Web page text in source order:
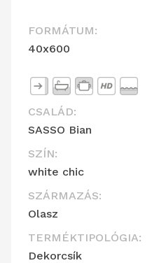
FORMÁTUM:
40x600
CSALÁD:
SASSO Bian
SZÍN:
white chic
SZÁRMAZÁS:
Olasz
TERMÉKTIPOLÓGIA:
Dekorcsík